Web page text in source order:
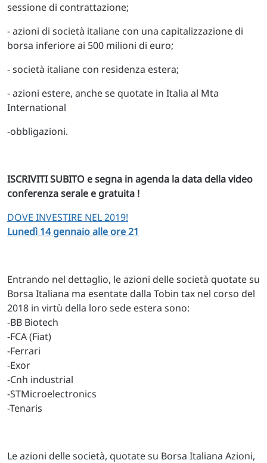
sessione di contrattazione;
- azioni di società italiane con una capitalizzazione di
borsa inferiore ai 500 milioni di euro;
- società italiane con residenza estera;
- azioni estere, anche se quotate in Italia al Mta
International
-obbligazioni.
ISCRIVITI SUBITO e segna in agenda la data della video
conferenza serale e gratuita !
DOVE INVESTIRE NEL 2019!
Lunedì 14 gennaio alle ore 21
Entrando nel dettaglio, le azioni delle società quotate su
Borsa Italiana ma esentate dalla Tobin tax nel corso del
2018 in virtù della loro sede estera sono:
-BB Biotech
-FCA (Fiat)
-Ferrari
-Exor
-Cnh industrial
-STMicroelectronics
-Tenaris
Le azioni delle società, quotate su Borsa Italiana Azioni,